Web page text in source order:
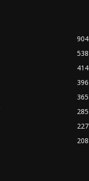
904
538
414
396
365
285
227
208